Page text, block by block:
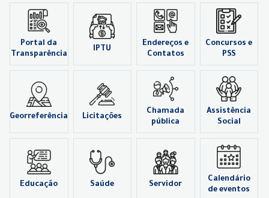
Portal da
Transparência
IPTU
Endereços e
Contatos
Concursos e
PSS
Georreferência Licitações
Chamada
pública
Assistência
Social
Educação Saúde Servidor
Calendário
de eventos